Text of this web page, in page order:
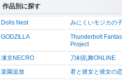
作品別に探す
Dolls Nest みにくいモジカの
GODZILLA
Thunderbolt
Project
凍京NECRO 刀剣乱舞ONLINE
楽園追放 君と彼女と彼女の